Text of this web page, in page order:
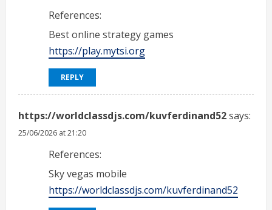
References:
Best online strategy games
https://play.mytsi.org
REPLY
https://worldclassdjs.com/kuvferdinand52says:
25/06/2026 at 21:20
References:
Sky vegas mobile
https://worldclassdjs.com/kuvferdinand52